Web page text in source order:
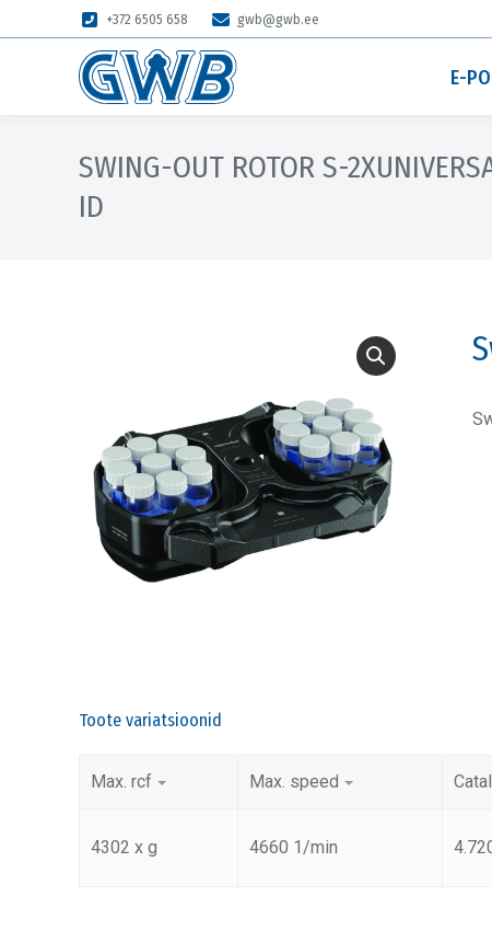
+372 6505 658 gwb@gwb.ee
E-
SWING-OUT ROTOR S-
ID
Toote variatsioonid
Max. rcf Max. speed
4302 x g 4660 1/min